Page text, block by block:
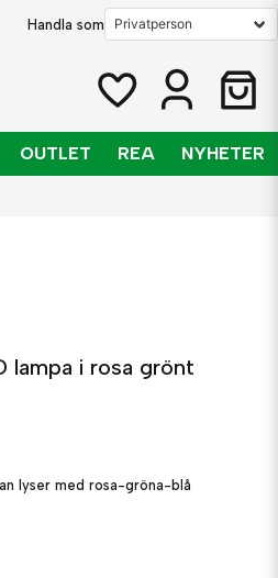
Handla som
OUTLET REA NYHETER
lampa i rosa grönt
lyser med rosa-gröna-blå